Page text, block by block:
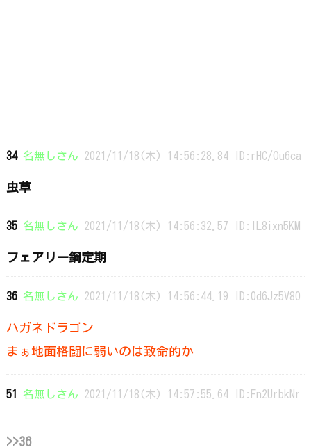
34 名無しさん 2021/11/18(木) 14:56:28.84 ID:rHC/Ou6ca
虫草
35 名無しさん 2021/11/18(木) 14:56:32.57 ID:IL8ixn5KM
フェアリー鋼定期
36 名無しさん 2021/11/18(木) 14:56:44.19 ID:0d6Jz5V80
ハガネドラゴン
まぁ地面格闘に弱いのは致命的か
51 名無しさん 2021/11/18(木) 14:57:55.64 ID:Fn2UrbkNr
>>36